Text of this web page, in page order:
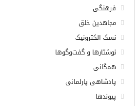
فرهنگی
مجاهدین خلق
نسک الکترونیک
نوشتارها و گفت‌وگوها
همگانی
پادشاهی پارلمانی
پیوندها